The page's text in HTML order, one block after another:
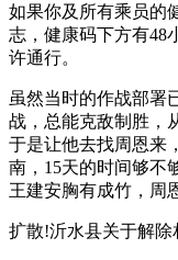
如果你及所有乘员的
志，健康码下方有48
许通行。
虽然当时的作战部署
战，总能克敌制胜，
于是让他去找周恩来
南，15天的时间够不
王建安胸有成竹，周
扩散!沂水县关于解